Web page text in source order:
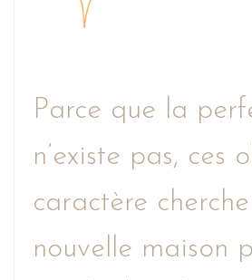
Parce que la
n’existe pas, ces
caractère
nouvelle maison